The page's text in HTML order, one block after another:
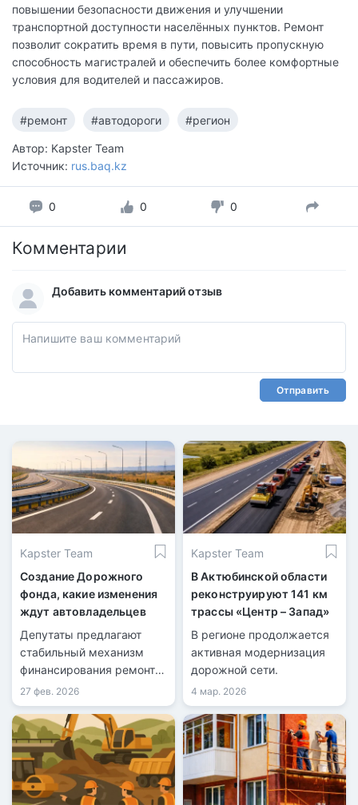
повышении безопасности движения и улучшении
транспортной доступности населённых пунктов. Ремонт
позволит сократить время в пути, повысить пропускную
способность магистралей и обеспечить более комфортные
условия для водителей и пассажиров.
#ремонт #автодороги #регион
Автор: Kapster Team
Источник: rus.baq.kz
0 0 0
Комментарии
Добавить комментарий отзыв
Отправить
Kapster Team
Создание Дорожного
фонда, какие изменения
ждут автовладельцев
Депутаты предлагают
стабильный механизм
финансирования ремонта
дорог.
27 фев. 2026
Kapster Team
В Актюбинской области
реконструируют 141 км
трассы «Центр – Запад»
В регионе продолжается
активная модернизация
дорожной сети.
4 мар. 2026